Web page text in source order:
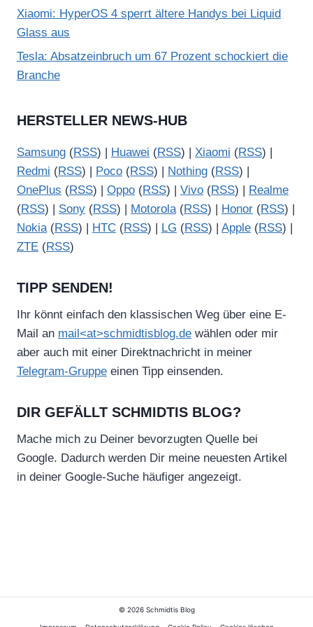
Xiaomi: HyperOS 4 sperrt ältere Handys bei Liquid
Glass aus
Tesla: Absatzeinbruch um 67 Prozent schockiert die
Branche
HERSTELLER NEWS-HUB
Samsung (RSS) | Huawei (RSS) | Xiaomi (RSS) |
Redmi (RSS) | Poco (RSS) | Nothing (RSS) |
OnePlus (RSS) | Oppo (RSS) | Vivo (RSS) |
Realme
(RSS) | Sony (RSS) | Motorola(RSS) | Honor (RSS) |
Nokia(RSS) | HTC (RSS) | LG (RSS) | Apple (RSS) |
ZTE (RSS)
TIPP SENDEN!
Ihr könnt einfach den klassischen Weg über eine E-
Mail an mail<at>schmidtisblog.de wählen oder mir
aber auch mit einer Direktnachricht in meiner
Telegram-Gruppe einen Tipp einsenden.
DIR GEFÄLLT SCHMIDTIS BLOG?
Mache mich zu Deiner bevorzugten Quelle bei
Google. Dadurch werden Dir meine neuesten Artikel
in deiner Google-Suche häufiger angezeigt.
© 2026 Schmidtis Blog